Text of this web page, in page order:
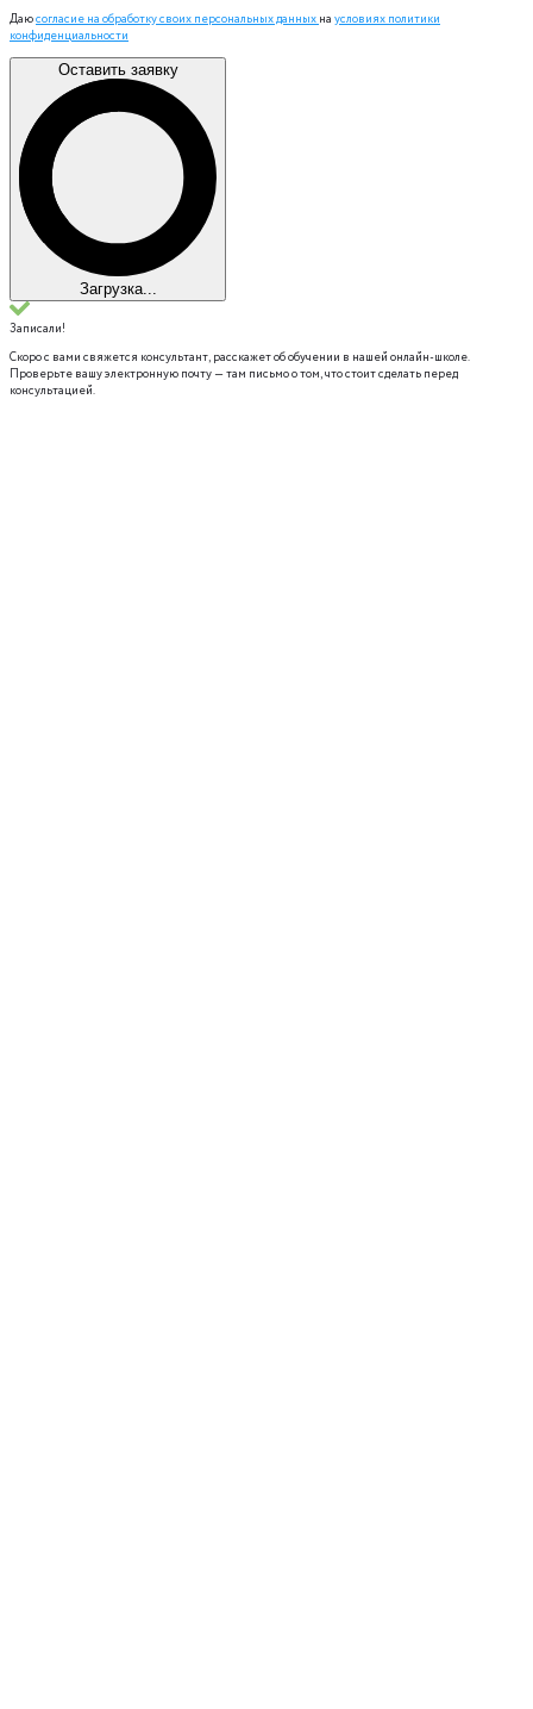
Даюсогласие на обработку своих персональных данных на условиях политики
конфиденциальности
Оставить заявку
Загрузка...
Записали!
Скоро с вами свяжется консультант, расскажет об обучении в нашей онлайн-школе.
Проверьте вашу электронную почту — там письмо о том, что стоит сделать перед
консультацией.